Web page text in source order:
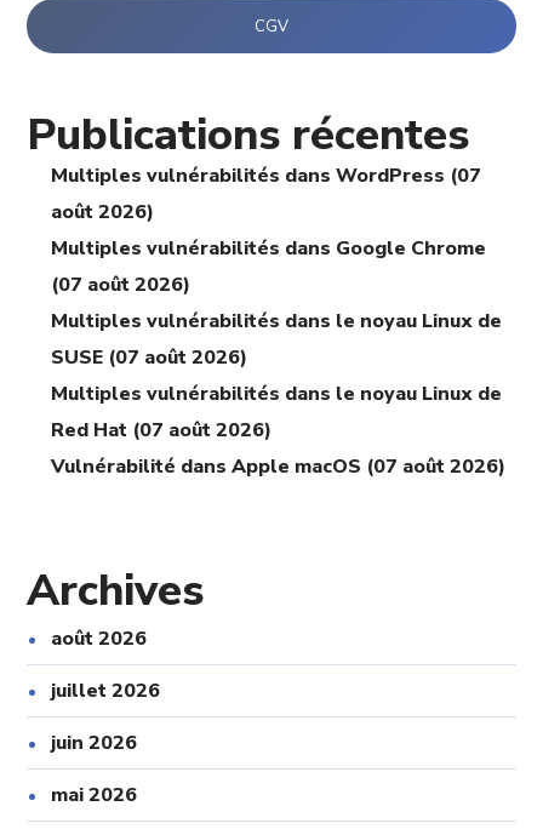
CGV
Publications récentes
Multiples vulnérabilités dans WordPress (07
août 2026)
Multiples vulnérabilités dans Google Chrome
(07 août 2026)
Multiples vulnérabilités dans le noyau Linux de
SUSE (07 août 2026)
Multiples vulnérabilités dans le noyau Linux de
Red Hat (07 août 2026)
Vulnérabilité dans Apple macOS (07 août 2026)
Archives
août 2026
juillet 2026
juin 2026
mai 2026